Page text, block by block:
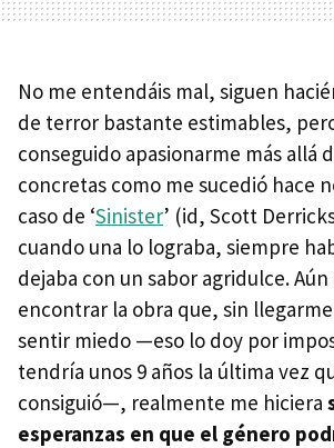
No me entendáis mal, siguen
de terror bastante estimables,
conseguido apasionarme más allá
concretas como me sucedió hace
caso de ‘Sinister’ (id, Scott
cuando una lo lograba, siempre
dejaba con un sabor agridulce.
encontrar la obra que, sin
sentir miedo —eso lo doy por
tendría unos 9 años la última vez
consiguió—, realmente me hiciera
esperanzas en que el género